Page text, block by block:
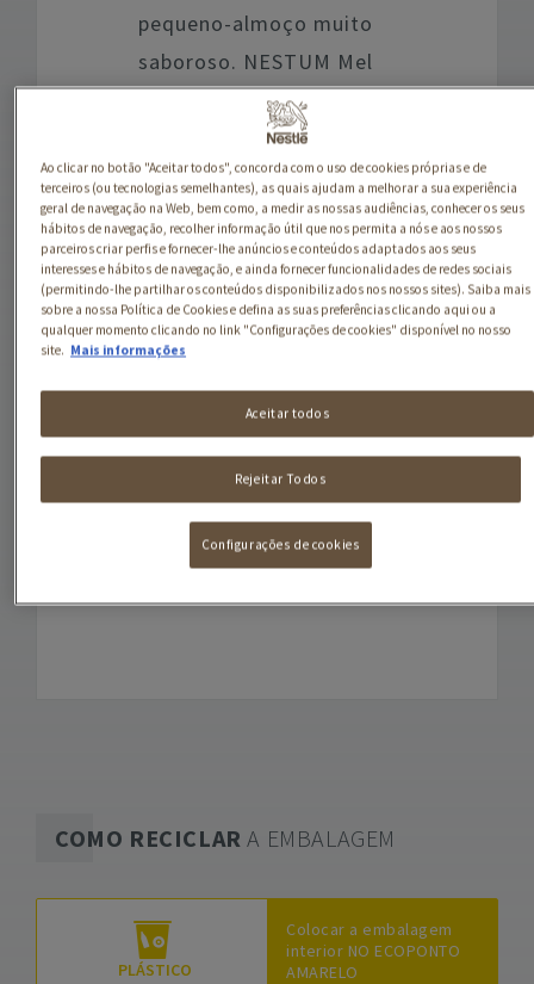
pequeno-almoço muito
saboroso. NESTUM Mel
com Cereais Integrais é
uma solução nutritiva e
saborosa para o
pequeno-almoço de
crianças e adultos, que
alia um delicioso sabor a
Mel aos benefícios dos
Cereais. Fornece energia,
8 vitaminas, cálcio e
ferro.
NESTUM Mel com
Cereais Integrais é
produzido em Portugal,
na Fábrica de Avanca.
COMO RECICLAR A EMBALAGEM
PLÁSTICO
Colocar a embalagem
interior NO ECOPONTO
AMARELO
Ao clicar no botão "Aceitar todos", concorda com o uso de cookies próprias e de
terceiros (ou tecnologias semelhantes), as quais ajudam a melhorar a sua experiência
geral de navegação na Web, bem como, a medir as nossas audiências, conhecer os seus
hábitos de navegação, recolher informação útil que nos permita a nós e aos nossos
parceiros criar perfis e fornecer-lhe anúncios e conteúdos adaptados aos seus
interesses e hábitos de navegação, e ainda fornecer funcionalidades de redes sociais
(permitindo-lhe partilhar os conteúdos disponibilizados nos nossos sites). Saiba mais
sobre a nossa Política de Cookies e defina as suas preferências clicando aqui ou a
qualquer momento clicando no link "Configurações de cookies" disponível no nosso
site. Mais informações
Rejeitar Todos
Aceitar todos
Configurações de cookies